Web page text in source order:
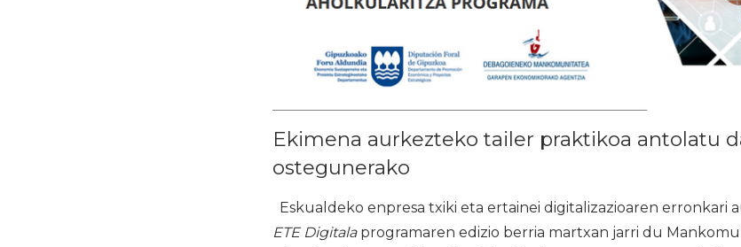
Ekimena aurkezteko tailer praktikoa antolatu
ostegunerako
Eskualdeko enpresa txiki eta ertainei digitalizazioaren erronkari
ETE Digitalaprogramaren edizio berria martxan jarri du